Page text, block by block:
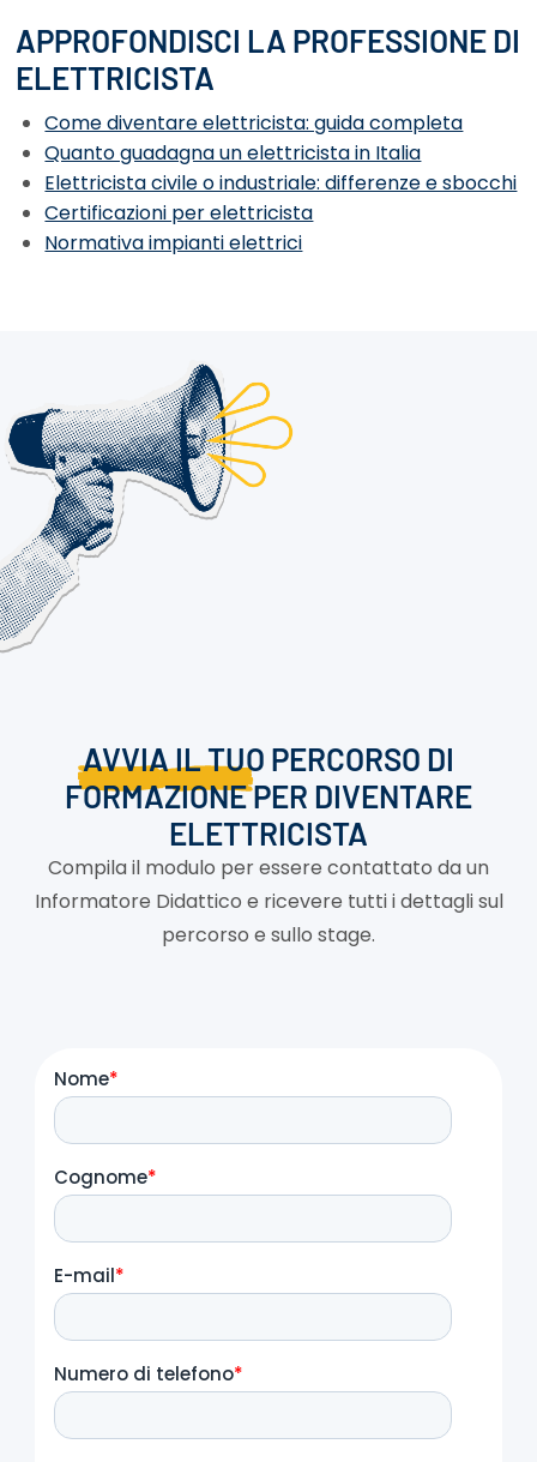
APPROFONDISCI LA PROFESSIONE DI
ELETTRICISTA
Come diventare elettricista: guida completa
Quanto guadagna un elettricista in Italia
Elettricista civile o industriale: differenze e sbocchi
Certificazioni per elettricista
Normativa impianti elettrici
AVVIA IL TUO PERCORSO DI
FORMAZIONEPER DIVENTARE
ELETTRICISTA
Compila il modulo per essere contattato da un
Informatore Didattico e ricevere tutti i dettagli sul
percorso e sullo stage.